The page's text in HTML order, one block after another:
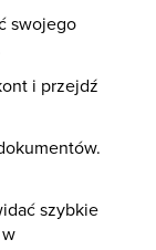
swojego
i przejdź
szybkie